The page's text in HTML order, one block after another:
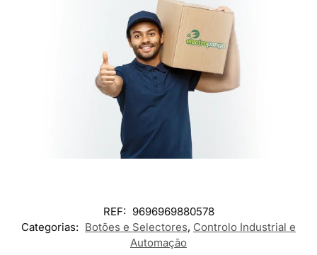
REF: 9696969880578
Categorias: Botões e Selectores, Controlo Industrial e
Automação